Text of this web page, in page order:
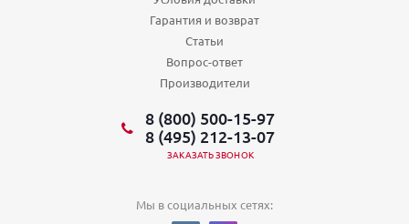
Гарантия и возврат
Статьи
Вопрос-ответ
Производители
8 (800) 500-15-97
8 (495) 212-13-07
ЗАКАЗАТЬ ЗВОНОК
Мы в социальных сетях: